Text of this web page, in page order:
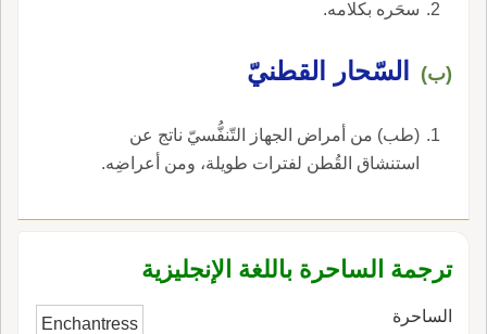
سحَره بكلامه.
(ب) السّحار القطنيّ
(طب) من أمراض الجهاز التّنفُّسيّ ناتج عن
استنشاق القُطن لفترات طويلة، ومن أعراضِه.
ترجمة الساحرة باللغة الإنجليزية
الساحرة Enchantress